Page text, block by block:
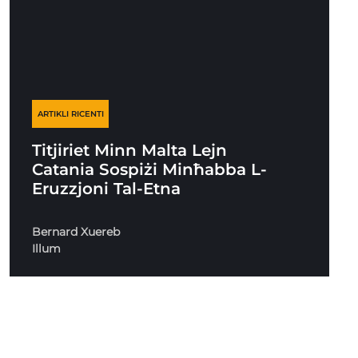
ARTIKLI RICENTI
Titjiriet Minn Malta Lejn
Catania Sospiżi Minħabba L-
Eruzzjoni Tal-Etna
Bernard Xuereb
Illum